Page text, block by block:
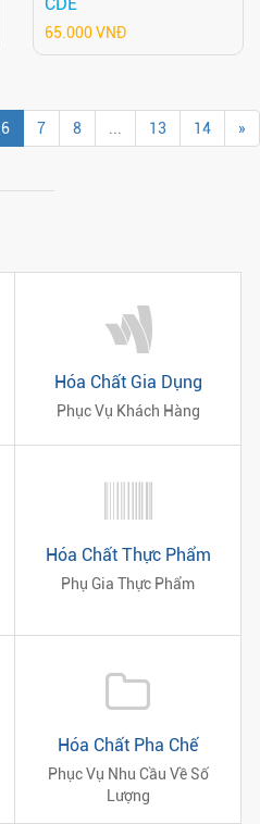
65.000 VNĐ
6 7 8 13 14 »
Hóa Chất Gia Dụng
Phục Vụ Khách Hàng
Hóa Chất Thực Phẩm
Phụ Gia Thực Phẩm
Hóa Chất Pha Chế
Phục Vụ Nhu Cầu Về Số
Lượng